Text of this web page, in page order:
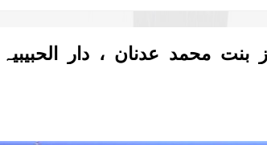
محمد عدنان ، دار الحبیبیہ